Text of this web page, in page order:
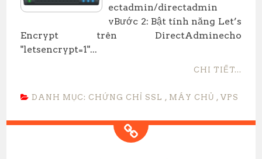
ectadmin/directadmin
vBước 2: Bật tính năng Let’s
Encrypt trên DirectAdminecho
"letsencrypt=1"...
CHI TIẾT...
DANH MỤC: CHỨNG CHỈ SSL , MÁY CHỦ ,VPS